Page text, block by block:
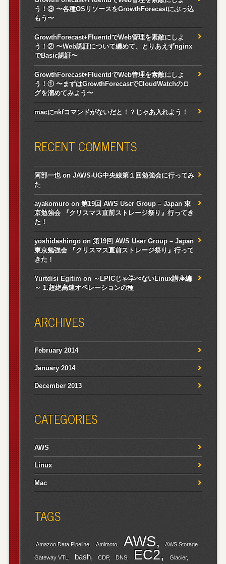
う！③ 〜各種OSリソースをGrowthForecastにぶっ込
もう〜
GrowthForecast+FluentdでWeb管理を素敵にしよ
う！② 〜Web認証について纏めて、とりあえずnginx
でBasic認証〜
GrowthForecast+FluentdでWeb管理を素敵にしよ
う！① 〜まずはGrowthForecastでCloudWatchのロ
グを溜めてみよう〜
macにnkfコマンドがないだと！？じゃあ入れよう！
RECENT COMMENTS
阿部一也onJAWS-UG中央線第１回勉強会に行ってみ
た
ayakomuroon第19回 AWS User Group – Japan 東
京勉強会 『クリスマス直前ストレージ祭り』行ってき
た！
yoshidashingoon第19回 AWS User Group – Japan
東京勉強会 『クリスマス直前ストレージ祭り』行って
きた！
Yurtdisi Egitim on ～LPICじゃ学べないLinux講座編
～ 1.超絶高速オペレーションの種
ARCHIVES
February 2014
January 2014
December 2013
CATEGORIES
AWS
Linux
Mac
TAGS
Amazon Data Pipeline Amimoto AWS AWS Storage
Gateway VTL bash CDP DNS EC2 Glacier